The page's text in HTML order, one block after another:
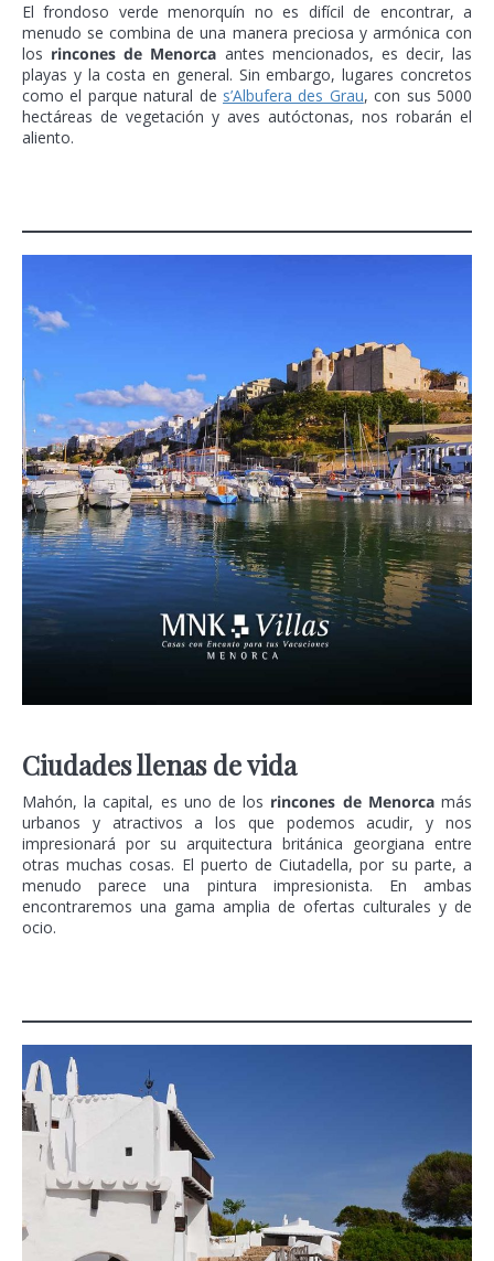
El frondoso verde menorquín no es difícil de encontrar, a
menudo se combina de una manera preciosa y armónica con
los rincones de Menorca antes mencionados, es decir, las
playas y la costa en general. Sin embargo, lugares concretos
como el parque natural de s’Albufera des Grau, con sus 5000
hectáreas de vegetación y aves autóctonas, nos robarán el
aliento.
Ciudades llenas de vida
Mahón, la capital, es uno de los rincones de Menorcamás
urbanos y atractivos a los que podemos acudir, y nos
impresionará por su arquitectura británica georgiana entre
otras muchas cosas. El puerto de Ciutadella, por su parte, a
menudo parece una pintura impresionista. En ambas
encontraremos una gama amplia de ofertas culturales y de
ocio.